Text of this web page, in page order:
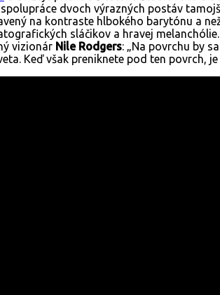
dvoch výrazných postáv
na kontraste hlbokého barytónu a
sláčikov a hravej
vizionár Nile Rodgers: „Na povrchu by
Keď však preniknete pod ten povrch,